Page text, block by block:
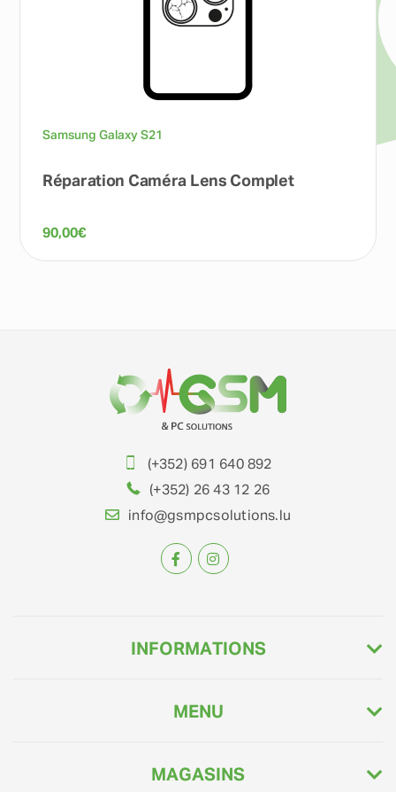
Samsung Galaxy S21
Réparation Caméra Lens Complet
90,00€
(+352) 691 640 892
(+352) 26 43 12 26
info@gsmpcsolutions.lu
INFORMATIONS
MENU
MAGASINS